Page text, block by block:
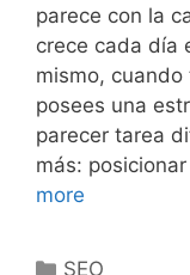
parece con la
crece cada día
mismo,
posees una
parecer tarea
más:
more
SEO